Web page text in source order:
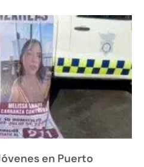
en Puerto